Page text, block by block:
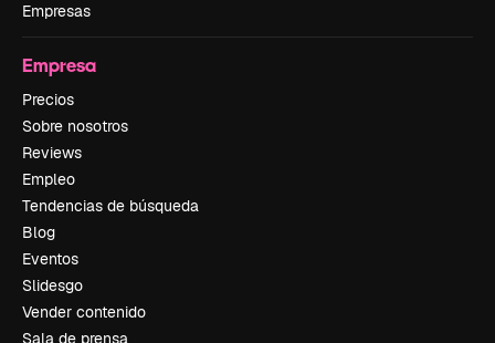
Empresas
Empresa
Precios
Sobre nosotros
Reviews
Empleo
Tendencias de búsqueda
Blog
Eventos
Slidesgo
Vender contenido
Sala de prensa